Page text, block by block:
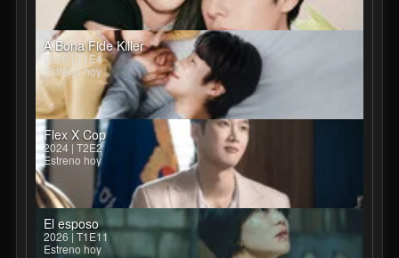
A Bona Fide Killer
2026 | T1E4
Estreno hoy
Flex X Cop
2024 | T2E2
Estreno hoy
El esposo
2026 | T1E11
Estreno hoy